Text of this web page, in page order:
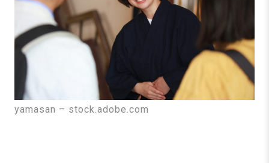
yamasan – stock.adobe.com